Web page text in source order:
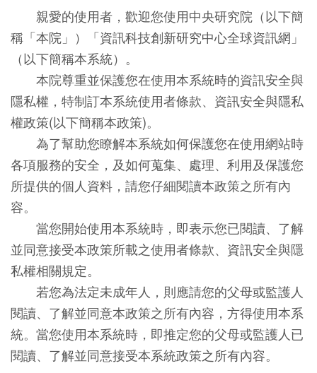
親愛的使用者，歡迎您使用中央研究院（以下簡
稱「本院」）「資訊科技創新研究中心全球資訊網」
（以下簡稱本系統）。
本院尊重並保護您在使用本系統時的資訊安全與
隱私權，特制訂本系統使用者條款、資訊安全與隱私
權政策(以下簡稱本政策)。
為了幫助您瞭解本系統如何保護您在使用網站時
各項服務的安全，及如何蒐集、處理、利用及保護您
所提供的個人資料，請您仔細閱讀本政策之所有內
容。
當您開始使用本系統時，即表示您已閱讀、了解
並同意接受本政策所載之使用者條款、資訊安全與隱
私權相關規定。
若您為法定未成年人，則應請您的父母或監護人
閱讀、了解並同意本政策之所有內容，方得使用本系
統。當您使用本系統時，即推定您的父母或監護人已
閱讀、了解並同意接受本系統政策之所有內容。